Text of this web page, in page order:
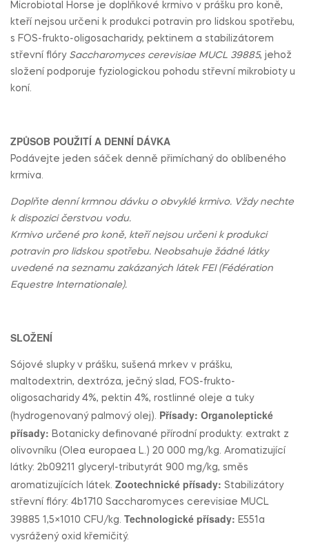
Microbiotal Horse je doplňkové krmivo v prášku pro koně,
kteří nejsou určeni k produkci potravin pro lidskou spotřebu,
s FOS-frukto-oligosacharidy, pektinem a stabilizátorem
střevní flóry Saccharomyces cerevisiae MUCL 39885, jehož
složení podporuje fyziologickou pohodu střevní mikrobioty u
koní.
ZPŮSOB POUŽITÍ A DENNÍ DÁVKA
Podávejte jeden sáček denně přimíchaný do oblíbeného
krmiva.
Doplňte denní krmnou dávku o obvyklé krmivo. Vždy nechte
k dispozici čerstvou vodu.
Krmivo určené pro koně, kteří nejsou určeni k produkci
potravin pro lidskou spotřebu. Neobsahuje žádné látky
uvedené na seznamu zakázaných látek FEI (Fédération
Equestre Internationale).
SLOŽENÍ
Sójové slupky v prášku, sušená mrkev v prášku,
maltodextrin, dextróza, ječný slad, FOS-frukto-
oligosacharidy 4%, pektin 4%, rostlinné oleje a tuky
(hydrogenovaný palmový olej). Přísady: Organoleptické
přísady: Botanicky definované přírodní produkty: extrakt z
olivovníku (Olea europaea L.) 20 000 mg/kg. Aromatizující
látky: 2b09211 glyceryl-tributyrát 900 mg/kg, směs
aromatizujících látek. Zootechnické přísady: Stabilizátory
střevní flóry: 4b1710 Saccharomyces cerevisiae MUCL
39885 1,5×1010 CFU/kg. Technologické přísady: E551a
vysrážený oxid křemičitý.